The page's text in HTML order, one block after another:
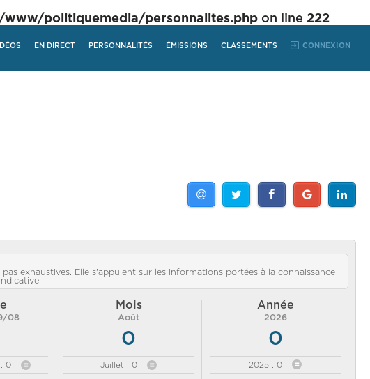
politiquemedia/personnalites.php on line 222
EN DIRECT PERSONNALITÉS ÉMISSIONS CLASSEMENTS CONNEXION
exhaustives. Elle s'appuient sur les informations portées à la connaissance
08
0
Mois
Août
0
Juillet : 0
Année
2026
0
2025 : 0